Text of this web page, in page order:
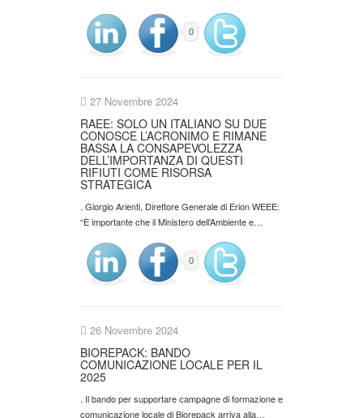
0
27 Novembre 2024
RAEE: SOLO UN ITALIANO SU DUE
CONOSCE L’ACRONIMO E RIMANE
BASSA LA CONSAPEVOLEZZA
DELL’IMPORTANZA DI QUESTI
RIFIUTI COME RISORSA
STRATEGICA
. Giorgio Arienti, Direttore Generale di Erion WEEE:
“È importante che il Ministero dell’Ambiente e…
0
26 Novembre 2024
BIOREPACK: BANDO
COMUNICAZIONE LOCALE PER IL
2025
. Il bando per supportare campagne di formazione e
comunicazione locale di Biorepack arriva alla…